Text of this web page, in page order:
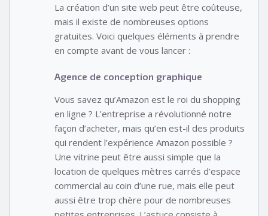
La création d’un site web peut être coûteuse,
mais il existe de nombreuses options
gratuites. Voici quelques éléments à prendre
en compte avant de vous lancer :
Agence de conception graphique
Vous savez qu’Amazon est le roi du shopping
en ligne ? L’entreprise a révolutionné notre
façon d’acheter, mais qu’en est-il des produits
qui rendent l’expérience Amazon possible ?
Une vitrine peut être aussi simple que la
location de quelques mètres carrés d’espace
commercial au coin d’une rue, mais elle peut
aussi être trop chère pour de nombreuses